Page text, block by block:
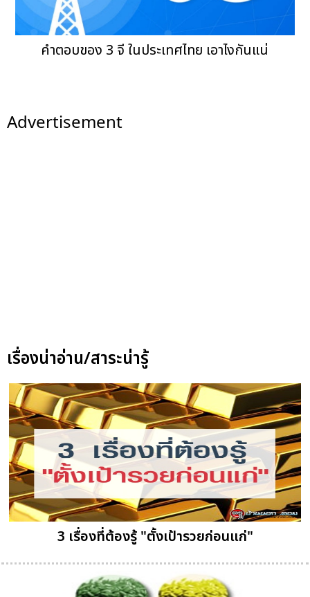
คำตอบของ 3 จี ในประเทศไทย เอาไงกันแน่
Advertisement
เรื่องน่าอ่าน/สาระน่ารู้
3 เรื่องที่ต้องรู้ "ตั้งเป้ารวยก่อนแก่"